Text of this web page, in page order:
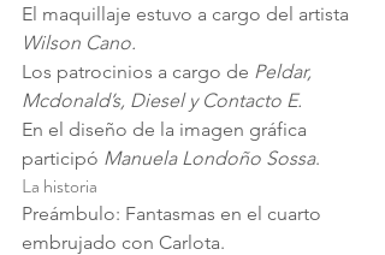
El maquillaje estuvo a cargo del artista
Wilson Cano.
Los patrocinios a cargo de Peldar,
Mcdonald’s, Diesel y Contacto E.
En el diseño de la imagen gráfica
participó Manuela Londoño Sossa.
La historia
Preámbulo: Fantasmas en el cuarto
embrujado con Carlota.